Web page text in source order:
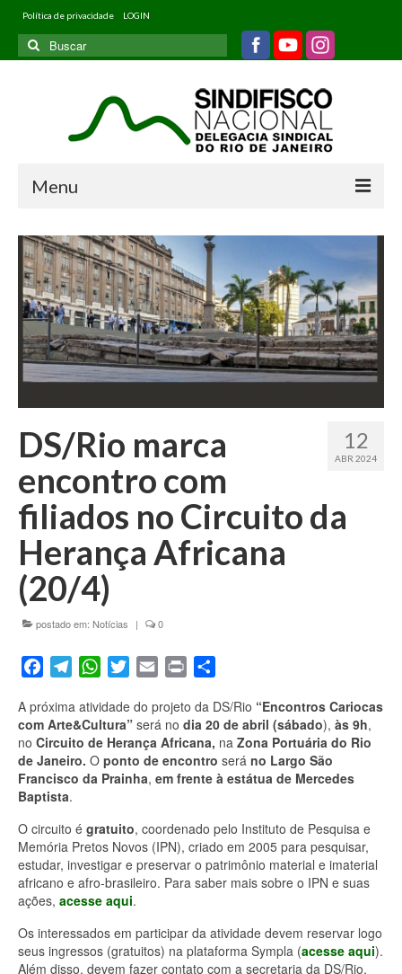
Política de privacidade LOGIN
Buscar
por:
Menu
Home
Quem somos
Filiados
Informativos
Jurídico
12
ABR 2024
DS/Rio marca
encontro com
filiados no Circuito da
Herança Africana
(20/4)
postado em: Notícias | 0
FacebookTelegramWhatsAppTwitterEmail Print
A próxima atividade do projeto da DS/Rio “Encontros Cariocas
com Arte&Cultura” será no dia 20 de abril (sábado), às 9h,
no Circuito de Herança Africana, na Zona Portuária do Rio
de Janeiro. O ponto de encontro será no Largo São
Francisco da Prainha, em frente à estátua de Mercedes
Baptista.
O circuito é gratuito, coordenado pelo Instituto de Pesquisa e
Memória Pretos Novos (IPN), criado em 2005 para pesquisar,
estudar, investigar e preservar o patrimônio material e imaterial
africano e afro-brasileiro. Para saber mais sobre o IPN e suas
ações, acesse aqui.
Os interessados em participar da atividade devem reservar logo
seus ingressos (gratuitos) na plataforma Sympla (acesse aqui).
Além disso, devem fazer contato com a secretaria da DS/Rio,